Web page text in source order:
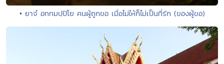
• ยาจํ อททมปฺปิโย คนผู้ถูกขอ เมื่อไม่ให้ก็ไม่เป็นที่รัก (ของผู้ขอ)